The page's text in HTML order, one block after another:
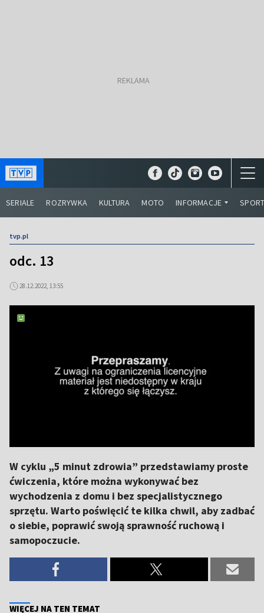
SERIALE ROZRYWKA KULTURA MOTO INFORMACJE
tvp.pl
odc. 13
28.12.2022, 13:55
W cyklu „5 minut zdrowia” przedstawiamy proste
ćwiczenia, które można wykonywać bez
wychodzenia z domu i bez specjalistycznego
sprzętu. Warto poświęcić te kilka chwil, aby zadbać
o siebie, poprawić swoją sprawność ruchową i
samopoczucie.
WIĘCEJ NA TEN TEMAT